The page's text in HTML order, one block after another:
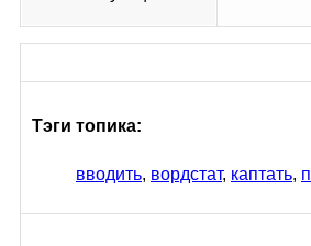
Тэги топика:
вводить, вордстат, каптать,